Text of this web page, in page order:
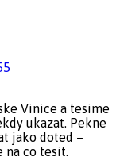
Vinice a tesime
ukazat. Pekne
jako doted –
na co tesit.